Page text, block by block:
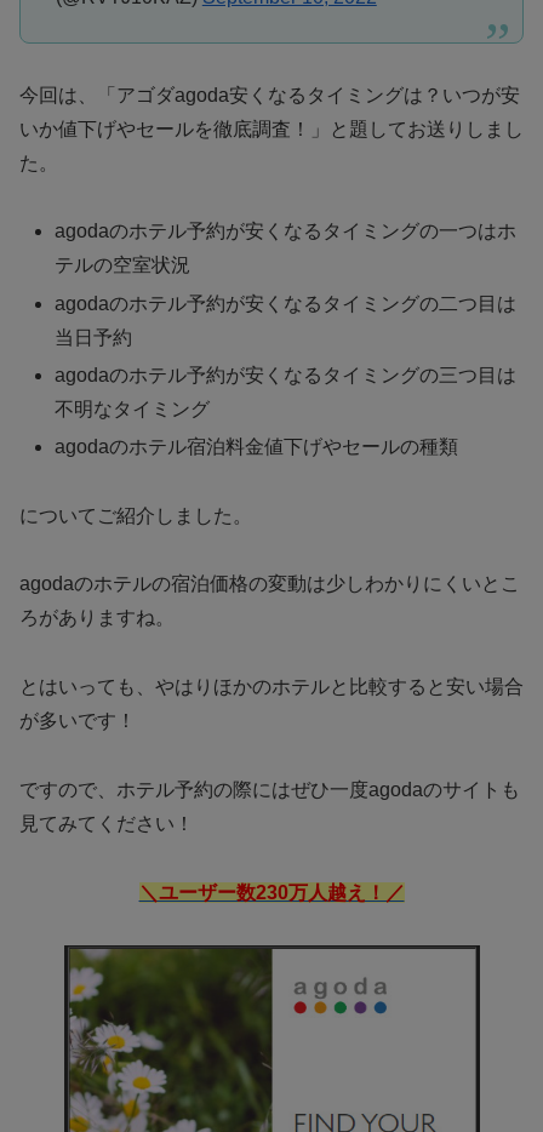
今回は、「アゴダagoda安くなるタイミングは？いつが安
いか値下げやセールを徹底調査！」と題してお送りしまし
た。
agodaのホテル予約が安くなるタイミングの一つはホ
テルの空室状況
agodaのホテル予約が安くなるタイミングの二つ目は
当日予約
agodaのホテル予約が安くなるタイミングの三つ目は
不明なタイミング
agodaのホテル宿泊料金値下げやセールの種類
についてご紹介しました。
agodaのホテルの宿泊価格の変動は少しわかりにくいとこ
ろがありますね。
とはいっても、やはりほかのホテルと比較すると安い場合
が多いです！
ですので、ホテル予約の際にはぜひ一度agodaのサイトも
見てみてください！
＼ユーザー数230万人越え！／